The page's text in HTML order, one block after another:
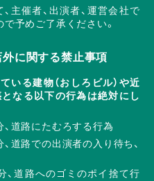
主催者、出演者、運営会社で
予めご了承ください。
に関する禁止事項
る建物（おしろビル）や近
なる以下の行為は絶対にし
道路にたむろする行為
道路での出演者の入り待ち、
、道路へのゴミのポイ捨て行